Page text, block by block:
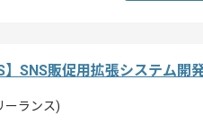
】SNS販促用拡張システム開
ーランス)